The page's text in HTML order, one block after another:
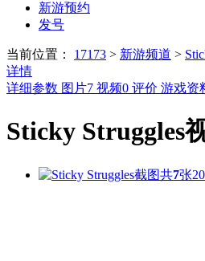
新游预约
发号
当前位置： 17173 > 新游频道 >
详情
详细参数 图片7 视频0 评价 游戏资
Sticky Struggles
共7张